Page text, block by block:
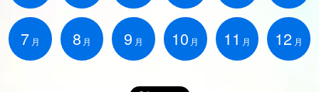
7 月 8 月 9 月 10 月 11 月 12 月